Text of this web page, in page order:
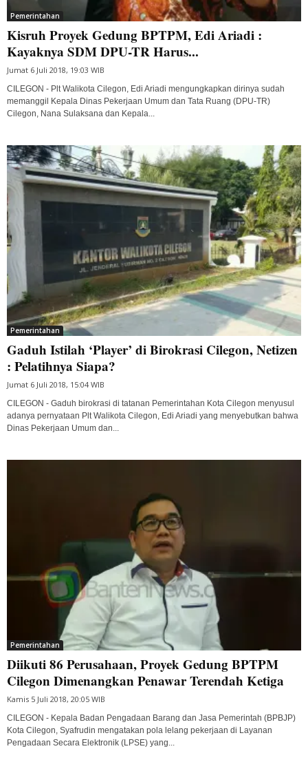
Pemerintahan
Kisruh Proyek Gedung BPTPM, Edi Ariadi :
Kayaknya SDM DPU-TR Harus...
Jumat 6 Juli 2018, 19:03 WIB
CILEGON - Plt Walikota Cilegon, Edi Ariadi mengungkapkan dirinya sudah
memanggil Kepala Dinas Pekerjaan Umum dan Tata Ruang (DPU-TR)
Cilegon, Nana Sulaksana dan Kepala...
Pemerintahan
Gaduh Istilah ‘Player’ di Birokrasi Cilegon, Netizen
: Pelatihnya Siapa?
Jumat 6 Juli 2018, 15:04 WIB
CILEGON - Gaduh birokrasi di tatanan Pemerintahan Kota Cilegon menyusul
adanya pernyataan Plt Walikota Cilegon, Edi Ariadi yang menyebutkan bahwa
Dinas Pekerjaan Umum dan...
Pemerintahan
Diikuti 86 Perusahaan, Proyek Gedung BPTPM
Cilegon Dimenangkan Penawar Terendah Ketiga
Kamis 5 Juli 2018, 20:05 WIB
CILEGON - Kepala Badan Pengadaan Barang dan Jasa Pemerintah (BPBJP)
Kota Cilegon, Syafrudin mengatakan pola lelang pekerjaan di Layanan
Pengadaan Secara Elektronik (LPSE) yang...